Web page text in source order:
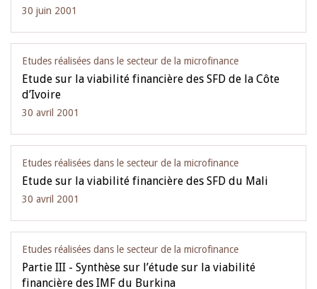
30 juin 2001
Etudes réalisées dans le secteur de la microfinance
Etude sur la viabilité financière des SFD de la Côte
d’Ivoire
30 avril 2001
Etudes réalisées dans le secteur de la microfinance
Etude sur la viabilité financière des SFD du Mali
30 avril 2001
Etudes réalisées dans le secteur de la microfinance
Partie III - Synthèse sur l’étude sur la viabilité
financière des IMF du Burkina